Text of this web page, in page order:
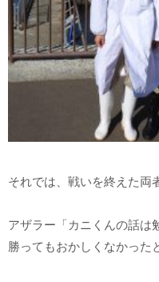
それでは、戦いを終えた両
アザラー「カニくんの話は
勝ってもおかしくなかった